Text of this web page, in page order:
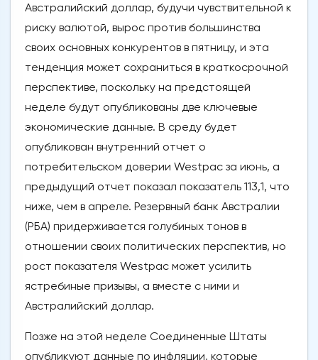
Австралийский доллар, будучи чувствительной к
риску валютой, вырос против большинства
своих основных конкурентов в пятницу, и эта
тенденция может сохраниться в краткосрочной
перспективе, поскольку на предстоящей
неделе будут опубликованы две ключевые
экономические данные. В среду будет
опубликован внутренний отчет о
потребительском доверии Westpac за июнь, а
предыдущий отчет показал показатель 113,1, что
ниже, чем в апреле. Резервный банк Австралии
(РБА) придерживается голубиных тонов в
отношении своих политических перспектив, но
рост показателя Westpac может усилить
ястребиные призывы, а вместе с ними и
Австралийский доллар.
Позже на этой неделе Соединенные Штаты
опубликуют данные по инфляции, которые